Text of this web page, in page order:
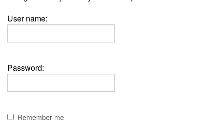
User name:
Password:
Remember me